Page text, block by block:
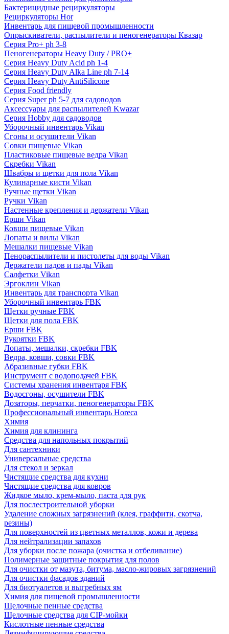
Бактерицидные рециркуляторы
Рециркуляторы Hor
Инвентарь для пищевой промышленности
Опрыскиватели, распылители и пеногенераторы Квазар
Серия Pro+ ph 3-8
Пеногенераторы Heavy Duty / PRO+
Серия Heavy Duty Acid ph 1-4
Серия Heavy Duty Alka Line ph 7-14
Серия Heavy Duty AntiSilicone
Серия Food friendly
Серия Super ph 5-7 для садоводов
Аксессуары для распылителей Kwazar
Серия Hobby для садоводов
Уборочный инвентарь Vikan
Сгоны и осушители Vikan
Совки пищевые Vikan
Пластиковые пищевые ведра Vikan
Скребки Vikan
Швабры и щетки для пола Vikan
Кулинарные кисти Vikan
Ручные щетки Vikan
Ручки Vikan
Настенные крепления и держатели Vikan
Ерши Vikan
Ковши пищевые Vikan
Лопаты и вилы Vikan
Мешалки пищевые Vikan
Пенораспылители и пистолеты для воды Vikan
Держатели падов и пады Vikan
Салфетки Vikan
Эргоклин Vikan
Инвентарь для транспорта Vikan
Уборочный инвентарь FBK
Щетки ручные FBK
Щетки для пола FBK
Ерши FBK
Рукоятки FBK
Лопаты, мешалки, скребки FBK
Ведра, ковши, совки FBK
Абразивные губки FBK
Инструмент с водоподачей FBK
Системы хранения инвентаря FBK
Водосгоны, осушители FBK
Дозаторы, перчатки, пеногенераторы FBK
Профессиональный инвентарь Horeca
Химия
Химия для клининга
Средства для напольных покрытий
Для сантехники
Универсальные средства
Для стекол и зеркал
Чистящие средства для кухни
Чистящие средства для ковров
Жидкое мыло, крем-мыло, паста для рук
Для послестроительной уборки
Удаление сложных загрязнений (клея, граффити, скотча,
резины)
Для поверхностей из цветных металлов, кожи и дерева
Для нейтрализации запахов
Для уборки после пожара (очистка и отбеливание)
Полимерные защитные покрытия для полов
Для очистки от мазута, битума, масло-жировых загрязнений
Для очистки фасадов зданий
Для биотуалетов и выгребных ям
Химия для пищевой промышленности
Щелочные пенные средства
Щелочные средства для CIP-мойки
Кислотные пенные средства